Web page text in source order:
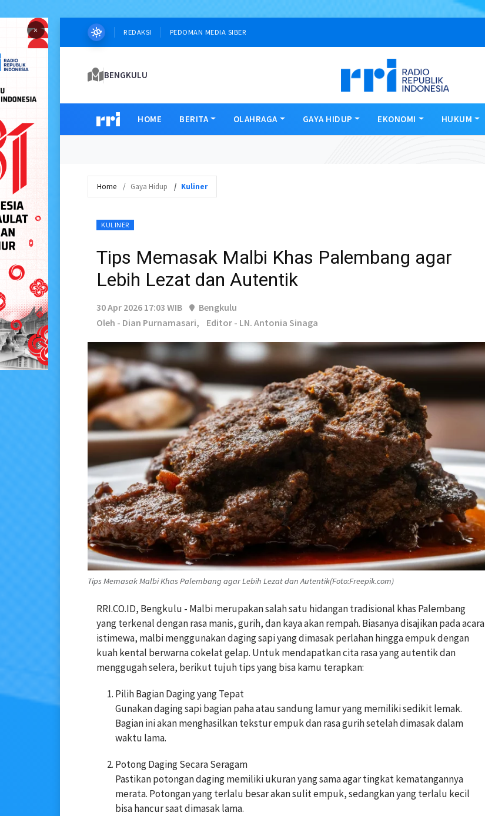
× REDAKSI PEDOMAN MEDIA SIBER
BENGKULU
HOME BERITA OLAHRAGA GAYA HIDUP EKONOMI HUKUM
Home Gaya Hidup Kuliner
KULINER
Tips Memasak Malbi Khas Palembang agar
Lebih Lezat dan Autentik
30 Apr 2026 17:03 WIB
Bengkulu
Oleh - Dian Purnamasari,
Editor - LN. Antonia Sinaga
Tips Memasak Malbi Khas Palembang agar Lebih Lezat dan Autentik(Foto:Freepik.com)
RRI.CO.ID, Bengkulu - Malbi merupakan salah satu hidangan tradisional khas Palembang
yang terkenal dengan rasa manis, gurih, dan kaya akan rempah. Biasanya disajikan pada acara
istimewa, malbi menggunakan daging sapi yang dimasak perlahan hingga empuk dengan
kuah kental berwarna cokelat gelap. Untuk mendapatkan cita rasa yang autentik dan
menggugah selera, berikut tujuh tips yang bisa kamu terapkan:
Pilih Bagian Daging yang Tepat
Gunakan daging sapi bagian paha atau sandung lamur yang memiliki sedikit lemak.
Bagian ini akan menghasilkan tekstur empuk dan rasa gurih setelah dimasak dalam
waktu lama.
Potong Daging Secara Seragam
Pastikan potongan daging memiliki ukuran yang sama agar tingkat kematangannya
merata. Potongan yang terlalu besar akan sulit empuk, sedangkan yang terlalu kecil
bisa hancur saat dimasak lama.